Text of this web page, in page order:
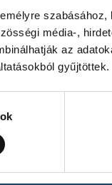
média-,
az
gyűjtöttek.